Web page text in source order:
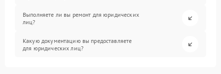
Выполняете ли вы ремонт для юридических
лиц?
Какую документацию вы предоставляете
для юридических лиц?